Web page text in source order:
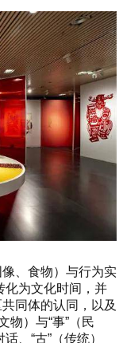
、食物）与行为实
化为文化时间，并
同体的认同，以及
物）与“事”（民
、“古”（传统）